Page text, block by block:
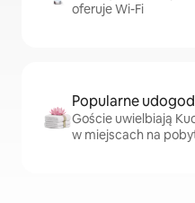
oferuje Wi-Fi
Popularne
Goście uwielbiają
w miejscach na